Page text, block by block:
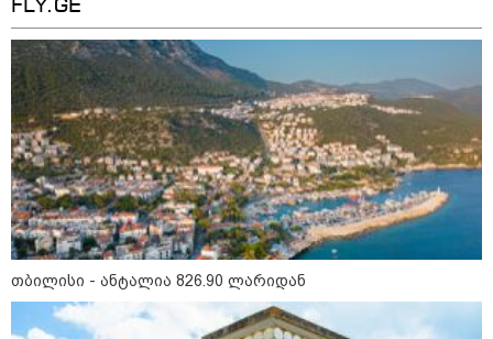
თბილისი - ანტალია 826.90
ლარიდან
თბილისი - ჰერაკლიონი 2603.10
ლარიდან
FLY.GE
თბილისი - ანტალია 826.90 ლარიდან